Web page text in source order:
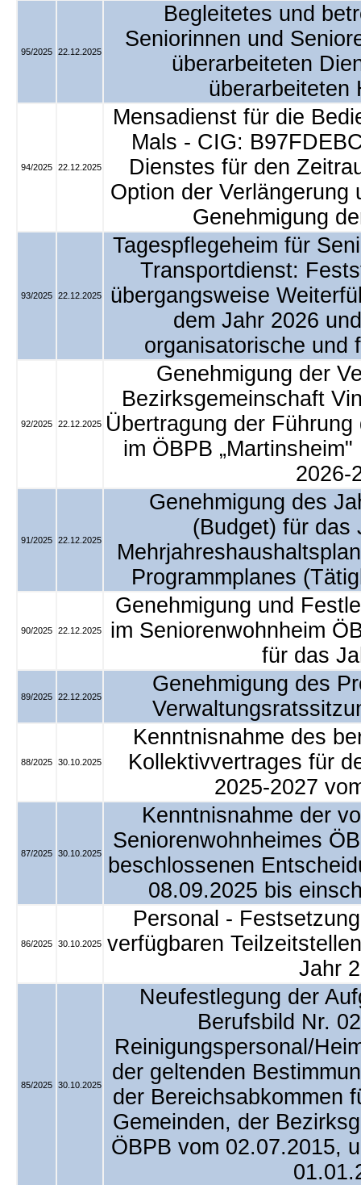
95/2025 22.12.2025
Begleitetes und
Seniorinnen und
überarbeiteten
überarbeiteten
94/2025 22.12.2025
Mensadienst für die
Mals - CIG:
Dienstes für den
Option der Verlängerung
Genehmigung
93/2025 22.12.2025
Tagespflegeheim für
Transportdienst:
übergangsweise
dem Jahr 2026
organisatorische und
92/2025 22.12.2025
Genehmigung der
Bezirksgemeinschaft
Übertragung der
im ÖBPB
2026-
91/2025 22.12.2025
Genehmigung des
(Budget) für das
Programmplanes
90/2025 22.12.2025
Genehmigung und
im Seniorenwohnheim
für das
89/2025 22.12.2025
Genehmigung des
88/2025 30.10.2025
Kenntnisnahme des
Kollektivvertrages für
2025-2027
87/2025 30.10.2025
Kenntnisnahme der
Seniorenwohnheimes
beschlossenen
08.09.2025 bis
86/2025 30.10.2025
Personal -
verfügbaren
Jahr
85/2025 30.10.2025
Neufestlegung der
Berufsbild Nr.
Reinigungspersonal/
der geltenden
der Bereichsabkommen
Gemeinden, der
ÖBPB vom 02.07.2015,